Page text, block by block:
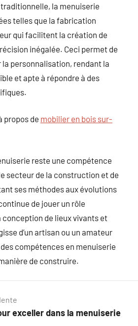
la menuiserie
telles que la fabrication
qui facilitent la création de
inégalée. Ceci permet de
la personnalisation, rendant la
et apte à répondre à des
propos de mobilier en bois sur-
reste une compétence
secteur de la construction et de
ses méthodes aux évolutions
de jouer un rôle
de lieux vivants et
d’un artisan ou un amateur
compétences en menuiserie
de construire.
exceller dans la menuiserie